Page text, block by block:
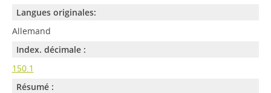
Langues originales:
Allemand
Index. décimale :
150.1
Résumé :